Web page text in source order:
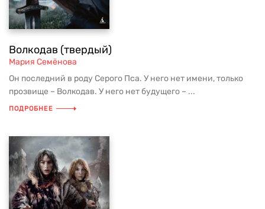
Волкодав (твердый)
Мария Семёнова
Он последний в роду Серого Пса. У него нет имени, только
прозвище – Волкодав. У него нет будущего – ...
ПОДРОБНЕЕ